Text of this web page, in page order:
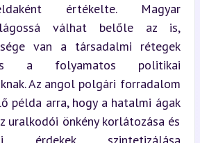
értékelte. Magyar
válhat belőle az is,
van a társadalmi rétegek
a folyamatos politikai
Az angol polgári forradalom
példa arra, hogy a hatalmi ágak
uralkodói önkény korlátozása és